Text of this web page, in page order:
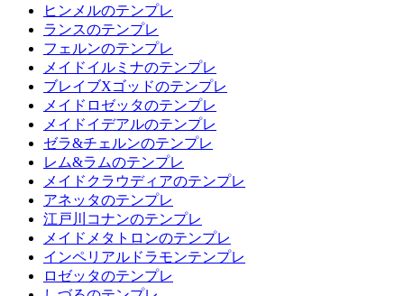
ヒンメルのテンプレ
ランスのテンプレ
フェルンのテンプレ
メイドイルミナのテンプレ
ブレイブXゴッドのテンプレ
メイドロゼッタのテンプレ
メイドイデアルのテンプレ
ゼラ&チェルンのテンプレ
レム&ラムのテンプレ
メイドクラウディアのテンプレ
アネッタのテンプレ
江戸川コナンのテンプレ
メイドメタトロンのテンプレ
インペリアルドラモンテンプレ
ロゼッタのテンプレ